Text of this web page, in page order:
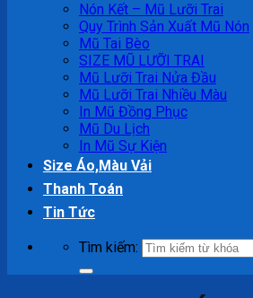
Nón Kết – Mũ Lưỡi Trai
Quy Trình Sản Xuất Mũ Nón
Mũ Tai Bèo
SIZE MŨ LƯỠI TRAI
Mũ Lưỡi Trai Nửa Đầu
Mũ Lưỡi Trai Nhiều Màu
In Mũ Đồng Phục
Mũ Du Lịch
In Mũ Sự Kiện
Size Áo,Màu Vải
Thanh Toán
Tin Tức
Tìm kiếm: